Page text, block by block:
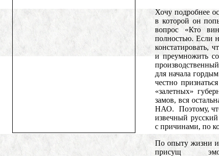
Хочу подробнее
в которой он
вопрос «Кто
полностью. Если
констатировать,
и преумножить
для начала
честно
«залетных»
замов, вся
НАО. Поэтому,
извечный русский
с причинами, по
По опыту жизни и
присущ